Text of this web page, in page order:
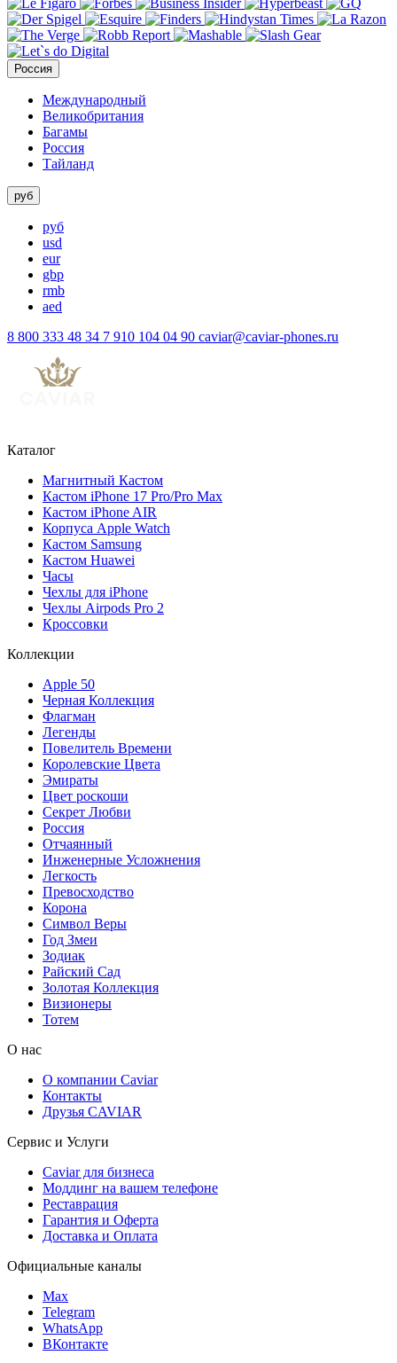
Россия
Международный
Великобритания
Багамы
Россия
Тайланд
руб
руб
usd
eur
gbp
rmb
aed
8 800 333 48 34 7 910 104 04 90 caviar@caviar-phones.ru
Каталог
Магнитный Кастом
Кастом iPhone 17 Pro/Pro Max
Кастом iPhone AIR
Корпуса Apple Watch
Кастом Samsung
Кастом Huawei
Часы
Чехлы для iPhone
Чехлы Airpods Pro 2
Кроссовки
Коллекции
Apple 50
Черная Коллекция
Флагман
Легенды
Повелитель Времени
Королевские Цвета
Эмираты
Цвет роскоши
Секрет Любви
Россия
Отчаянный
Инженерные Усложнения
Легкость
Превосходство
Корона
Символ Веры
Год Змеи
Зодиак
Райский Сад
Золотая Коллекция
Визионеры
Тотем
О нас
О компании Caviar
Контакты
Друзья CAVIAR
Сервис и Услуги
Caviar для бизнеса
Моддинг на вашем телефоне
Реставрация
Гарантия и Оферта
Доставка и Оплата
Официальные каналы
Max
Telegram
WhatsApp
ВКонтакте